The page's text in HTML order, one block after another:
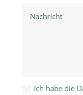
Ich habe die